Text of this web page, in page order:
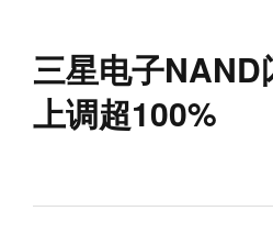
三星电子
上调超100%